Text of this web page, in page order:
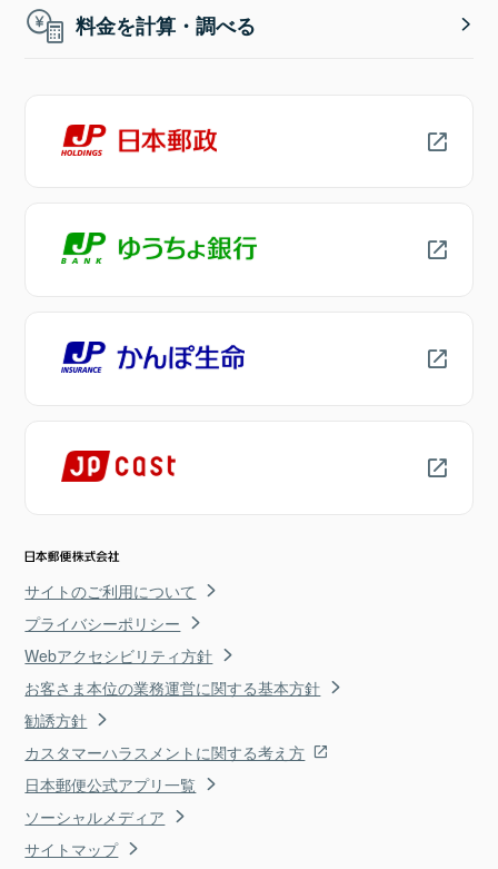
料金を計算・調べる
サイトのご利用について
プライバシーポリシー
Webアクセシビリティ方針
お客さま本位の業務運営に関する基本方針
勧誘方針
カスタマーハラスメントに関する考え方
日本郵便公式アプリ一覧
ソーシャルメディア
サイトマップ